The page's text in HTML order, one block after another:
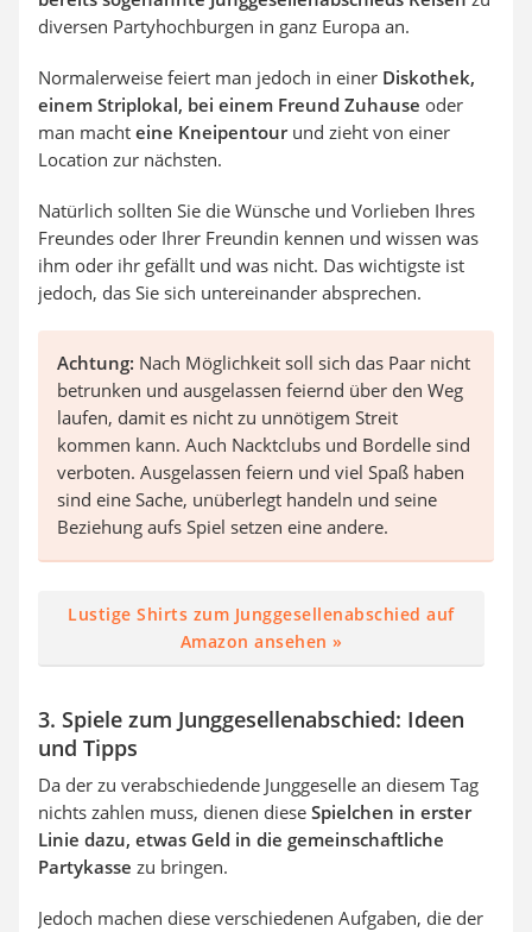
diversen Partyhochburgen in ganz Europa an.
Normalerweise feiert man jedoch in einer Diskothek,
einem Striplokal, bei einem Freund Zuhause oder
man macht eine Kneipentourund zieht von einer
Location zur nächsten.
Natürlich sollten Sie die Wünsche und Vorlieben Ihres
Freundes oder Ihrer Freundin kennen und wissen was
ihm oder ihr gefällt und was nicht. Das wichtigste ist
jedoch, das Sie sich untereinander absprechen.
Achtung: Nach Möglichkeit soll sich das Paar nicht
betrunken und ausgelassen feiernd über den Weg
laufen, damit es nicht zu unnötigem Streit
kommen kann. Auch Nacktclubs und Bordelle sind
verboten. Ausgelassen feiern und viel Spaß haben
sind eine Sache, unüberlegt handeln und seine
Beziehung aufs Spiel setzen eine andere.
Lustige Shirts zum Junggesellenabschied auf
Amazon ansehen »
3. Spiele zum Junggesellenabschied: Ideen
und Tipps
Da der zu verabschiedende Junggeselle an diesem Tag
nichts zahlen muss, dienen diese Spielchen in erster
Linie dazu, etwas Geld in die gemeinschaftliche
Partykasse zu bringen.
Jedoch machen diese verschiedenen Aufgaben, die der